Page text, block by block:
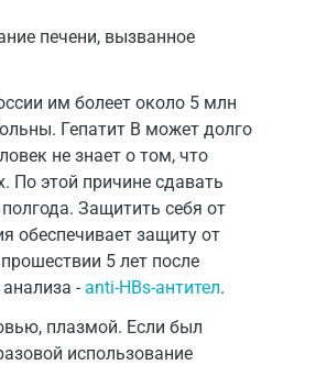
печени, вызванное
им болеет около 5 млн
Гепатит В может долго
не знает о том, что
По этой причине сдавать
Защитить себя от
обеспечивает защиту от
5 лет после
- anti-HBs-антител.
плазмой. Если был
использование